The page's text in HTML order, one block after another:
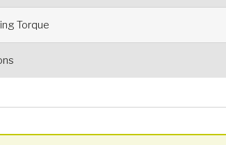
Torque